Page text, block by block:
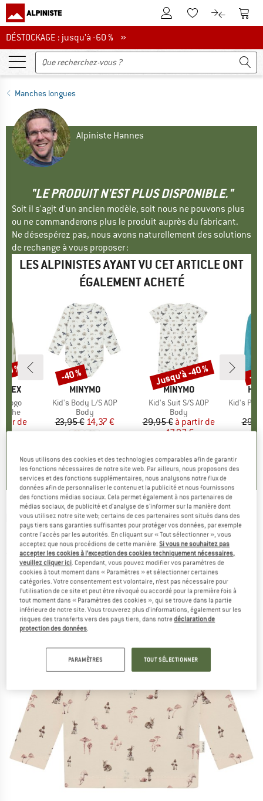
Vers le compte client
Vers la liste
Vers le
DÉSTOCKAGE : jusqu'à -60 %
DÉSTOCKAGE : jusqu'à -60 % »
Manches longues
Alpiniste Hannes
"LE PRODUIT N'EST PLUS DISPONIBLE."
Soit il s'agit d'un ancien modèle, soit nous ne pouvons plus
ou ne commanderons plus le produit auprès du fabricant.
Ne désespérez pas, nous avons naturellement des solutions
de rechange à vous proposer :
LES ALPINISTES AYANT VU CET ARTICLE ONT
ÉGALEMENT ACHETÉ
Logo
réduit
de
%
MARQUE
MINYMO
Article
Kid's Body L/S AOP
Product group
Body
Prix
23,95 €Prix réduit
14,37 €
Remise
-40 %
MARQUE
MINYMO
Article
Kid's Suit S/S AOP
Product group
Body
Prix
29,95 € Prix réduit
à partir de
17,97 €
0,0(0)
Remise
Jusqu'à -40 %
Article
Kid's
-
MINYMO -Kid's T-Shirt L/S AOP No. 114065 -
Haut à manches longues
(0)
Nous utilisons des cookies et des technologies comparables afin de garantir
les fonctions nécessaires de notre site web. Par ailleurs, nous proposons des
services et des fonctions supplémentaires, nous analysons notre flux de
données afin de personnaliser le contenu et la publicité et nous fournissons
des fonctions médias sociaux. Cela permet également à nos partenaires de
médias sociaux, de publicité et d'analyse de s'informer sur la manière dont
vous utilisez notre site web; certains de ces partenaires sont situés dans des
pays tiers sans garanties suffisantes pour protéger vos données, par exemple
contre l'accès par les autorités. En cliquant sur « Tout sélectionner », vous
acceptez que nous procédions de cette manière.Si vous ne souhaitez pas
accepter les cookies à l’exception des cookies techniquement nécessaires,
veuillez cliquer ici. Cependant, vous pouvez modifier vos paramètres de
cookies à tout moment dans « Paramètres » et sélectionner certaines
catégories. Votre consentement est volontaire, n’est pas nécessaire pour
l’utilisation de ce site et peut être révoqué ou accordé pour la première fois à
tout moment dans « Paramètres des cookies », qui se trouve dans la partie
inférieure de notre site. Vous trouverez plus d'informations, également sur les
risques des transferts vers des pays tiers, dans notredéclaration de
protection des données.
PARAMÈTRES TOUT SÉLECTIONNER